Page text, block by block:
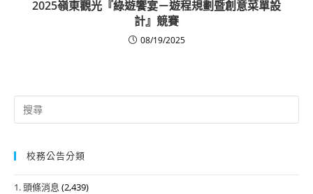
2025嶺東觀光『綠遊饗宴－遊程規劃暨創意菜單設
計』競賽
08/19/2025
Search
for:
校務公告分類
1. 頭條消息 (2,439)